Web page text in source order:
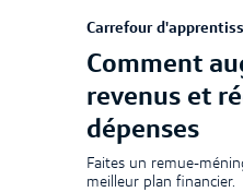
Carrefour
Comment
revenus et
dépenses
Faites un remue-
meilleur plan financier.